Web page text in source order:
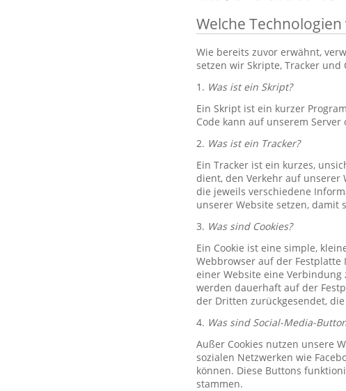
Welche
Wie bereits zuvor erwähnt,
setzen wir Skripte, Tracker
1. Was ist ein Skript?
Ein Skript ist ein kurzer
Code kann auf unserem
2. Was ist ein Tracker?
Ein Tracker ist ein kurzes,
dient, den Verkehr auf unserer
die jeweils verschiedene
unserer Website setzen, damit
3. Was sind Cookies?
Ein Cookie ist eine simple,
Webbrowser auf der Festplatte
einer Website eine
werden dauerhaft auf der
der Dritten zurückgesendet,
4. Was sind Social-Media-
Außer Cookies nutzen unsere
sozialen Netzwerken wie
können. Diese Buttons
stammen.